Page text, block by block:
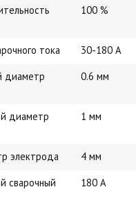
100 %
тока
30-180 А
диаметр
0.6 мм
диаметр
1 мм
электрода
4 мм
сварочный
180 А